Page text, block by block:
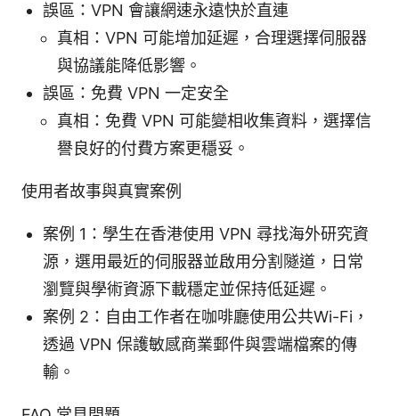
誤區：VPN 會讓網速永遠快於直連
真相：VPN 可能增加延遲，合理選擇伺服器
與協議能降低影響。
誤區：免費 VPN 一定安全
真相：免費 VPN 可能變相收集資料，選擇信
譽良好的付費方案更穩妥。
使用者故事與真實案例
案例 1：學生在香港使用 VPN 尋找海外研究資
源，選用最近的伺服器並啟用分割隧道，日常
瀏覽與學術資源下載穩定並保持低延遲。
案例 2：自由工作者在咖啡廳使用公共Wi-Fi，
透過 VPN 保護敏感商業郵件與雲端檔案的傳
輸。